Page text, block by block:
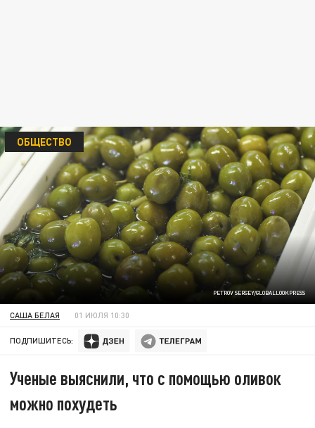
PETROV SERGEY/GLOBALLOOKPRESS
ОБЩЕСТВО
САША БЕЛАЯ 01 ИЮЛЯ 10:30
ПОДПИШИТЕСЬ:
Ученые выяснили, что с помощью оливок
можно похудеть